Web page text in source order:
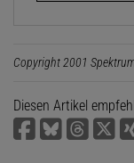
Copyright 2001
Diesen Artikel